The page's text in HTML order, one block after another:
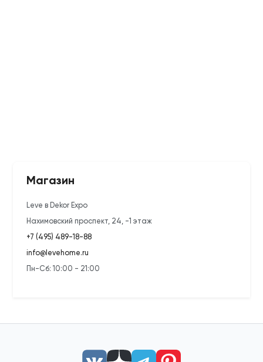
Магазин
Leve в Dekor Expo
Нахимовский проспект, 24, -1 этаж
+7 (495) 489-18-88
info@levehome.ru
Пн-Сб: 10:00 - 21:00